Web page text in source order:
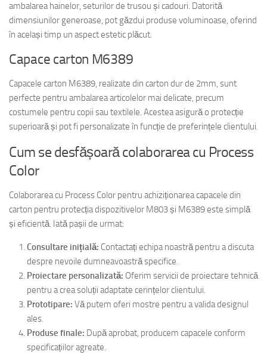
ambalarea hainelor, seturilor de trusou și cadouri. Datorită
dimensiunilor generoase, pot găzdui produse voluminoase, oferind
în același timp un aspect estetic plăcut.
Capace carton M6389
Capacele carton M6389, realizate din carton dur de 2mm, sunt
perfecte pentru ambalarea articolelor mai delicate, precum
costumele pentru copii sau textilele. Acestea asigură o protecție
superioară și pot fi personalizate în funcție de preferințele clientului.
Cum se desfășoară colaborarea cu Process
Color
Colaborarea cu Process Color pentru achiziționarea capacele din
carton pentru protecția dispozitivelor M803 și M6389 este simplă
și eficientă. Iată pașii de urmat:
Consultare inițială: Contactați echipa noastră pentru a discuta
despre nevoile dumneavoastră specifice.
Proiectare personalizată: Oferim servicii de proiectare tehnică
pentru a crea soluții adaptate cerințelor clientului.
Prototipare: Vă putem oferi mostre pentru a valida designul
ales.
Produse finale: După aprobat, producem capacele conform
specificațiilor agreate.